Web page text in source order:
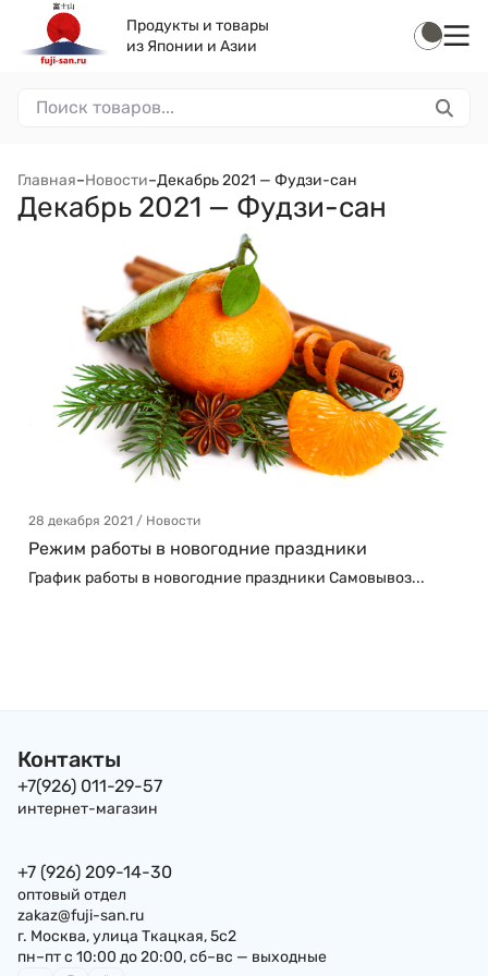
Продукты и товары
из Японии и Азии
Главная–Новости–Декабрь 2021 — Фудзи-сан
Декабрь 2021 — Фудзи-сан
28 декабря 2021 / Новости
Режим работы в новогодние праздники
График работы в новогодние праздники Самовывоз...
Контакты
+7(926) 011-29-57
интернет-магазин
+7 (926) 209-14-30
оптовый отдел
zakaz@fuji-san.ru
г. Москва, улица Ткацкая, 5с2
пн–пт с 10:00 до 20:00, сб–вс — выходные